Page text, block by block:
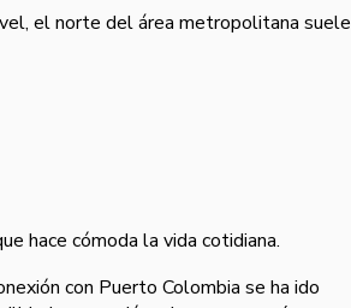
el norte del área metropolitana suele
hace cómoda la vida cotidiana.
con Puerto Colombia se ha ido